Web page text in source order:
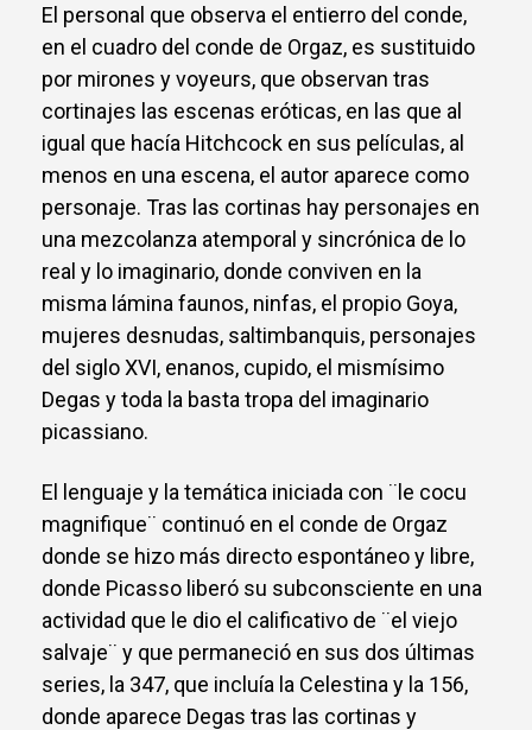
El personal que observa el entierro del conde,
en el cuadro del conde de Orgaz, es sustituido
por mirones y voyeurs, que observan tras
cortinajes las escenas eróticas, en las que al
igual que hacía Hitchcock en sus películas, al
menos en una escena, el autor aparece como
personaje. Tras las cortinas hay personajes en
una mezcolanza atemporal y sincrónica de lo
real y lo imaginario, donde conviven en la
misma lámina faunos, ninfas, el propio Goya,
mujeres desnudas, saltimbanquis, personajes
del siglo XVI, enanos, cupido, el mismísimo
Degas y toda la basta tropa del imaginario
picassiano.
El lenguaje y la temática iniciada con ¨le cocu
magnifique¨ continuó en el conde de Orgaz
donde se hizo más directo espontáneo y libre,
donde Picasso liberó su subconsciente en una
actividad que le dio el calificativo de ¨el viejo
salvaje¨ y que permaneció en sus dos últimas
series, la 347, que incluía la Celestina y la 156,
donde aparece Degas tras las cortinas y